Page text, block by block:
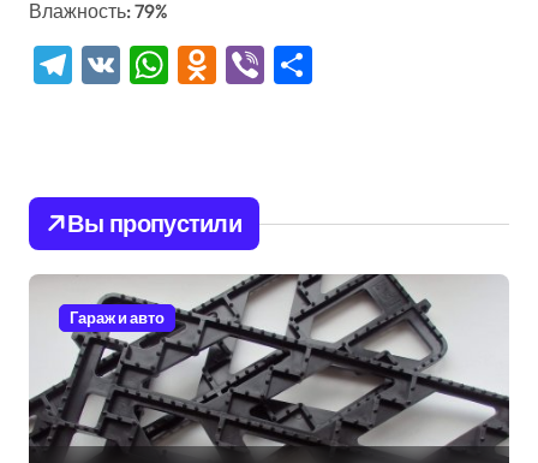
Влажность: 79%
Telegram
VK WhatsApp
Odnoklassniki
Viber
Вы пропустили
Гараж и авто